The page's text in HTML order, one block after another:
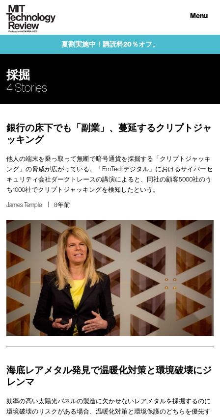
Menu
夏割実施中！購読料20％オフ。
採掘
4 Stories
銀行の床下でも「副業」、蔓延するクリプトジャ
ッキング
他人の端末を乗っ取って無断で暗号通貨を採掘する「クリプトジャッキ
ング」の脅威が広がっている。「EmTechデジタル」におけるサイバーセ
キュリティ会社ダークトレースの講演によると、同社の顧客5000社のう
ち1000社でクリプトジャッキングを検知したという。
James Temple 8年前
海底レアメタル発見で温暖化対策と環境破壊にジ
レンマ
効率の高い太陽光パネルの製造に欠かせないレアメタルを採掘するのに
環境破壊のリスクがある場合、温暖化対策と環境保護のどちらを優先す